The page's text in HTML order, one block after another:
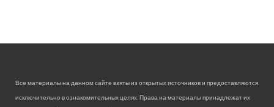
Все материалы на данном сайте взяты из открытых источников и предоставляются
исключительно в ознакомительных целях. Права на материалы принадлежат их